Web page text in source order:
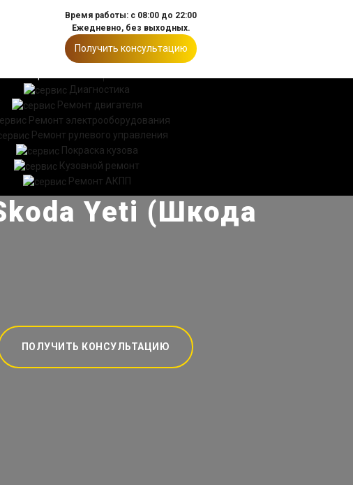
Время работы: с 08:00 до 22:00
Ежедневно, без выходных.
Получить консультацию
Диагностика
Ремонт двигателя
Ремонт электрооборудования
Ремонт рулевого управления
Покраска кузова
Кузовной ремонт
Ремонт АКПП
Yeti (Шкода
ПОЛУЧИТЬ КОНСУЛЬТАЦИЮ